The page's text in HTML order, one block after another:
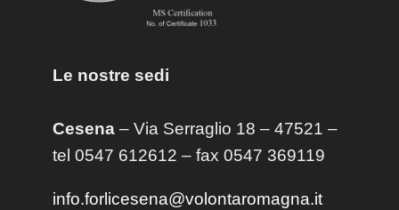
Le nostre sedi
Cesena– Via Serraglio 18 – 47521 –
tel 0547 612612 – fax 0547 369119
info.forlicesena@volontaromagna.it